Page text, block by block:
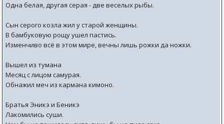
Одна белая, другая серая - две веселых рыбы.
Сын серого козла жил у старой женщины.
В бамбуковую рощу ушел пастись.
Изменчиво всё в этом мире, вечны лишь рожки да ножки.
Вышел из тумана
Месяц с лицом самурая.
Обнажил меч из кармана кимоно.
Братья Эникэ и Беникэ
Лакомились суши.